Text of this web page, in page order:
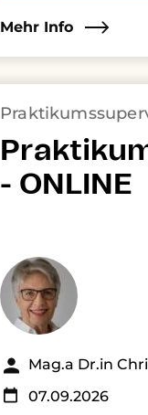
Mehr Info
- ONLINE
Mag.a Dr.in
07.09.2026